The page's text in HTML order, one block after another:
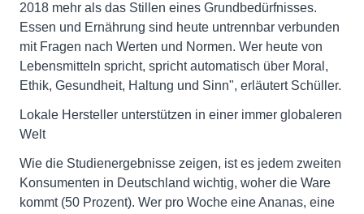
2018 mehr als das Stillen eines Grundbedürfnisses.
Essen und Ernährung sind heute untrennbar verbunden
mit Fragen nach Werten und Normen. Wer heute von
Lebensmitteln spricht, spricht automatisch über Moral,
Ethik, Gesundheit, Haltung und Sinn", erläutert Schüller.
Lokale Hersteller unterstützen in einer immer globaleren
Welt
Wie die Studienergebnisse zeigen, ist es jedem zweiten
Konsumenten in Deutschland wichtig, woher die Ware
kommt (50 Prozent). Wer pro Woche eine Ananas, eine